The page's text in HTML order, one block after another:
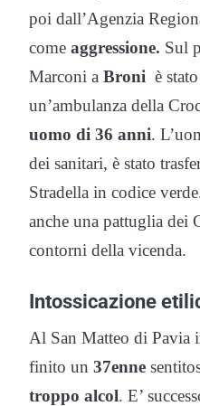
poi dall’Agenzia
come aggressione. Sul
Marconi a Broni è
un’ambulanza della
uomo di 36 anni.
dei sanitari, è stato
Stradella in codice
anche una pattuglia dei
contorni della vicenda.
Intossicazione
Al San Matteo di Pavia
finito un 37enne
troppo alcol. E’